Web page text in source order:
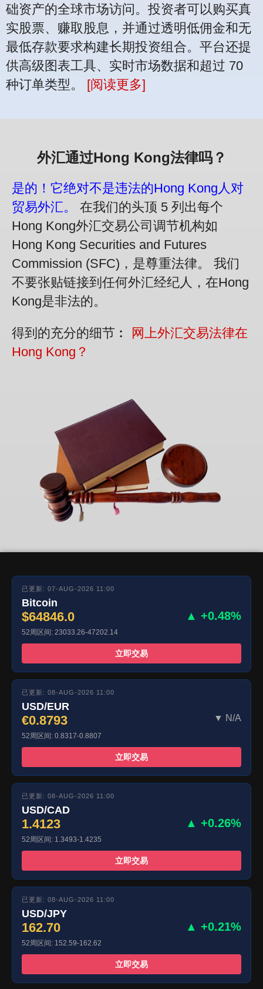
础资产的全球市场访问。投资者可以购买真
实股票、赚取股息，并通过透明低佣金和无
最低存款要求构建长期投资组合。平台还提
供高级图表工具、实时市场数据和超过 70
种订单类型。 [阅读更多]
外汇通过Hong Kong法律吗？
是的！它绝对不是违法的Hong Kong人对
贸易外汇。
在我们的头顶 5 列出每个
Hong Kong外汇交易公司调节机构如
Hong Kong Securities and Futures
Commission (SFC)，是尊重法律。 我们
不要张贴链接到任何外汇经纪人，在Hong
Kong是非法的。
得到的充分的细节︰
网上外汇交易法律在
Hong Kong？
已更新: 07-AUG-2026 11:00
Bitcoin
$64846.0 ▲ +0.48%
52周区间: 23033.26-47202.14
立即交易
已更新: 08-AUG-2026 11:00
USD/EUR
€0.8793 ▼ N/A
52周区间: 0.8317-0.8807
立即交易
已更新: 08-AUG-2026 11:00
USD/CAD
1.4123 ▲ +0.26%
52周区间: 1.3493-1.4235
立即交易
已更新: 08-AUG-2026 11:00
USD/JPY
162.70 ▲ +0.21%
52周区间: 152.59-162.62
立即交易